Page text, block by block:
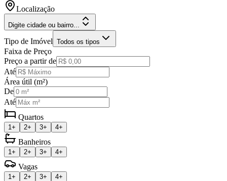
Localização
Digite cidade ou bairro...
Tipo de Imóvel Todos os tipos
Faixa de Preço
Preço a partir de
Até
Área útil (m²)
De
Até
Quartos
1+ 2+ 3+ 4+
Banheiros
1+ 2+ 3+ 4+
Vagas
1+ 2+ 3+ 4+